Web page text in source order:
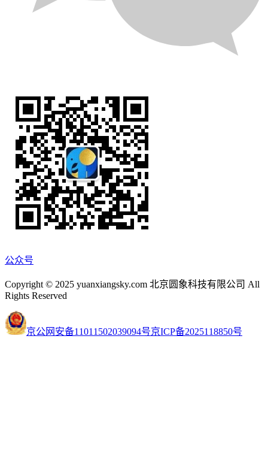
公众号
Copyright © 2025 yuanxiangsky.com 北京圆象科技有限公司 All
Rights Reserved
京公网安备11011502039094号京ICP备2025118850号